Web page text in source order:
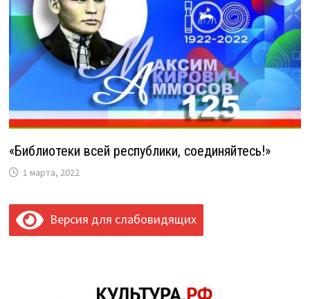
«Библиотеки всей республики, соединяйтесь!»
1 марта, 2022
Версия для слабовидящих